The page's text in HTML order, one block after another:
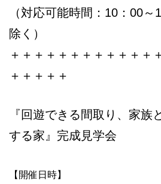
（対応可能時間：10：00
除く）
＋＋＋＋＋＋＋＋＋＋＋＋
＋＋＋＋＋
『回遊できる間取り、家族
する家』完成見学会
【開催日時】